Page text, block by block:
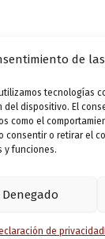
de las
tecnologías
dispositivo. El
como el
consentir o retirar el
y funciones.
Denegado
de privacidad